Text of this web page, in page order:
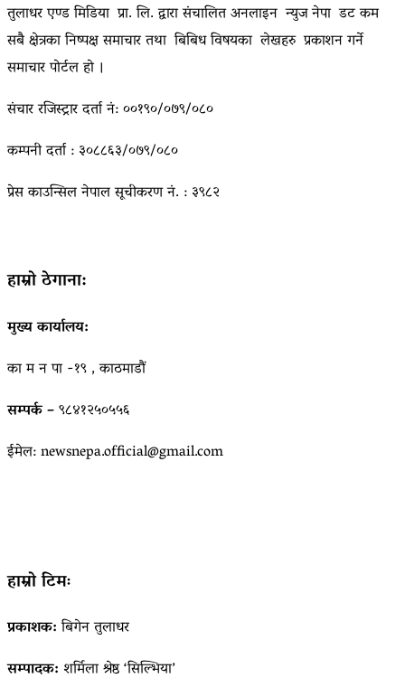
तुलाधर एण्ड मिडिया प्रा. लि. द्वारा संचालित अनलाइन न्युज नेपा डट कम
सबै क्षेत्रका निष्पक्ष समाचार तथा बिबिध विषयका लेखहरु प्रकाशन गर्ने
समाचार पोर्टल हो ।
संचार रजिस्ट्रार दर्ता नं: ००१९०/०७९/०८०
कम्पनी दर्ता : ३०८८६३/०७९/०८०
प्रेस काउन्सिल नेपाल सूचीकरण नं. : ३९८२
हाम्रो ठेगाना:
मुख्य कार्यालय:
का म न पा -१९ , काठमाडौं
सम्पर्क –९८४१२५०५५६
ईमेल: newsnepa.official@gmail.com
हाम्रो टिमः
प्रकाशक:बिगेन तुलाधर
सम्पादक: शर्मिला श्रेष्ठ ‘सिल्भिया’